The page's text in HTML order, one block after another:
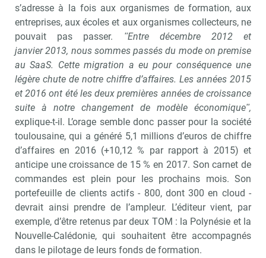
s’adresse à la fois aux organismes de formation, aux
entreprises, aux écoles et aux organismes collecteurs, ne
pouvait pas passer. ʺEntre décembre 2012 et
janvier 2013, nous sommes passés du mode on premise
au SaaS. Cette migration a eu pour conséquence une
légère chute de notre chiffre d’affaires. Les années 2015
et 2016 ont été les deux premières années de croissance
suite à notre changement de modèle économiqueʺ,
explique-t-il. L’orage semble donc passer pour la société
toulousaine, qui a généré 5,1 millions d’euros de chiffre
d’affaires en 2016 (+10,12 % par rapport à 2015) et
anticipe une croissance de 15 % en 2017. Son carnet de
commandes est plein pour les prochains mois. Son
portefeuille de clients actifs - 800, dont 300 en cloud -
devrait ainsi prendre de l’ampleur. L’éditeur vient, par
exemple, d’être retenus par deux TOM : la Polynésie et la
Nouvelle-Calédonie, qui souhaitent être accompagnés
dans le pilotage de leurs fonds de formation.